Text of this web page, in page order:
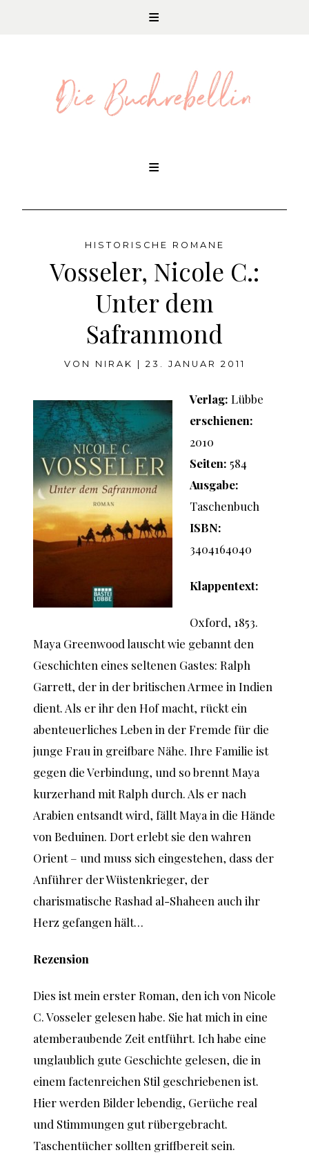
HISTORISCHE ROMANE
Vosseler, Nicole C.:
Unter dem
Safranmond
VON NIRAK 23. JANUAR 2011
Verlag: Lübbe
erschienen:
2010
Seiten: 584
Ausgabe:
Taschenbuch
ISBN:
3404164040
Klappentext:
Oxford, 1853.
Maya Greenwood lauscht wie gebannt den
Geschichten eines seltenen Gastes: Ralph
Garrett, der in der britischen Armee in Indien
dient. Als er ihr den Hof macht, rückt ein
abenteuerliches Leben in der Fremde für die
junge Frau in greifbare Nähe. Ihre Familie ist
gegen die Verbindung, und so brennt Maya
kurzerhand mit Ralph durch. Als er nach
Arabien entsandt wird, fällt Maya in die Hände
von Beduinen. Dort erlebt sie den wahren
Orient – und muss sich eingestehen, dass der
Anführer der Wüstenkrieger, der
charismatische Rashad al-Shaheen auch ihr
Herz gefangen hält…
Rezension
Dies ist mein erster Roman, den ich von Nicole
C. Vosseler gelesen habe. Sie hat mich in eine
atemberaubende Zeit entführt. Ich habe eine
unglaublich gute Geschichte gelesen, die in
einem factenreichen Stil geschriebenen ist.
Hier werden Bilder lebendig, Gerüche real
und Stimmungen gut rübergebracht.
Taschentücher sollten griffbereit sein.